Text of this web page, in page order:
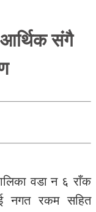
आर्थिक संगै
वडा न ६ राँक
नगत रकम सहित